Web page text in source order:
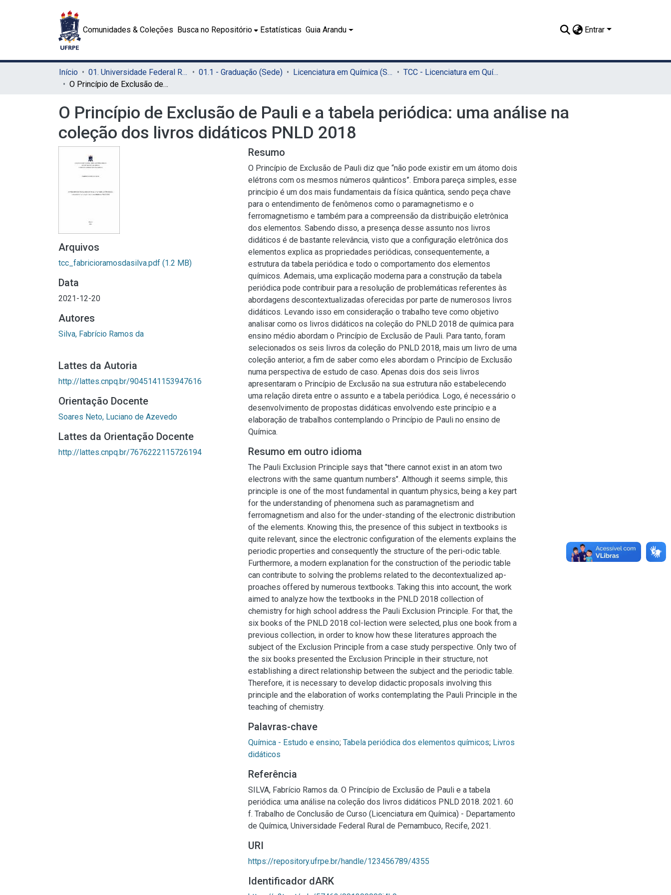
Comunidades & Coleções Busca no Repositório Estatísticas Guia Arandu Entrar
Início 01. Universidade Federal Rural de Pernambuco - UFRPE (Sede) 01.1 - Graduação (Sede) Licenciatura em Química (Sede)
TCC - Licenciatura em Química (Sede)
O Princípio de Exclusão de Pauli e a tabela periódica: uma análise na coleção dos livros didáticos PNLD 2018
O Princípio de Exclusão de Pauli e a tabela periódica: uma análise na
coleção dos livros didáticos PNLD 2018
Arquivos
tcc_fabricioramosdasilva.pdf (1.2 MB)
Data
2021-12-20
Autores
Silva, Fabrício Ramos da
Lattes da Autoria
http://lattes.cnpq.br/9045141153947616
Orientação Docente
Soares Neto, Luciano de Azevedo
Lattes da Orientação Docente
http://lattes.cnpq.br/7676222115726194
Resumo
O Princípio de Exclusão de Pauli diz que “não pode existir em um átomo dois
elétrons com os mesmos números quânticos”. Embora pareça simples, esse
princípio é um dos mais fundamentais da física quântica, sendo peça chave
para o entendimento de fenômenos como o paramagnetismo e o
ferromagnetismo e também para a compreensão da distribuição eletrônica
dos elementos. Sabendo disso, a presença desse assunto nos livros
didáticos é de bastante relevância, visto que a configuração eletrônica dos
elementos explica as propriedades periódicas, consequentemente, a
estrutura da tabela periódica e todo o comportamento dos elementos
químicos. Ademais, uma explicação moderna para a construção da tabela
periódica pode contribuir para a resolução de problemáticas referentes às
abordagens descontextualizadas oferecidas por parte de numerosos livros
didáticos. Levando isso em consideração o trabalho teve como objetivo
analisar como os livros didáticos na coleção do PNLD 2018 de química para
ensino médio abordam o Princípio de Exclusão de Pauli. Para tanto, foram
selecionados os seis livros da coleção do PNLD 2018, mais um livro de uma
coleção anterior, a fim de saber como eles abordam o Princípio de Exclusão
numa perspectiva de estudo de caso. Apenas dois dos seis livros
apresentaram o Princípio de Exclusão na sua estrutura não estabelecendo
uma relação direta entre o assunto e a tabela periódica. Logo, é necessário o
desenvolvimento de propostas didáticas envolvendo este princípio e a
elaboração de trabalhos contemplando o Princípio de Pauli no ensino de
Química.
Resumo em outro idioma
The Pauli Exclusion Principle says that "there cannot exist in an atom two
electrons with the same quantum numbers". Although it seems simple, this
principle is one of the most fundamental in quantum physics, being a key part
for the understanding of phenomena such as paramagnetism and
ferromagnetism and also for the under-standing of the electronic distribution
of the elements. Knowing this, the presence of this subject in textbooks is
quite relevant, since the electronic configuration of the elements explains the
periodic properties and consequently the structure of the peri-odic table.
Furthermore, a modern explanation for the construction of the periodic table
can contribute to solving the problems related to the decontextualized ap-
proaches offered by numerous textbooks. Taking this into account, the work
aimed to analyze how the textbooks in the PNLD 2018 collection of
chemistry for high school address the Pauli Exclusion Principle. For that, the
six books of the PNLD 2018 col-lection were selected, plus one book from a
previous collection, in order to know how these literatures approach the
subject of the Exclusion Principle from a case study perspective. Only two of
the six books presented the Exclusion Principle in their structure, not
establishing a direct relationship between the subject and the periodic table.
Therefore, it is necessary to develop didactic proposals involving this
principle and the elaboration of works contemplating the Pauli Principle in the
teaching of chemistry.
Palavras-chave
Química - Estudo e ensino; Tabela periódica dos elementos químicos; Livros
didáticos
Referência
SILVA, Fabrício Ramos da. O Princípio de Exclusão de Pauli e a tabela
periódica: uma análise na coleção dos livros didáticos PNLD 2018. 2021. 60
f. Trabalho de Conclusão de Curso (Licenciatura em Química) - Departamento
de Química, Universidade Federal Rural de Pernambuco, Recife, 2021.
URI
https://repository.ufrpe.br/handle/123456789/4355
Identificador dARK